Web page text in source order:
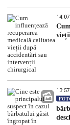
14:07
13:57